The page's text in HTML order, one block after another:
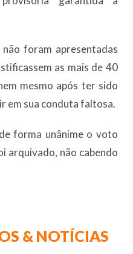
foram apresentadas
as mais de 40
mesmo após ter sido
em sua conduta faltosa.
forma unânime o voto
arquivado, não cabendo
& NOTÍCIAS